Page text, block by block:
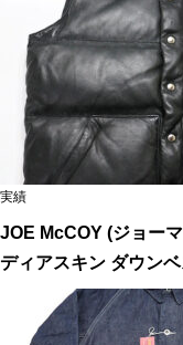
実績
JOE McCOY (ジョー
ディアスキン ダウン